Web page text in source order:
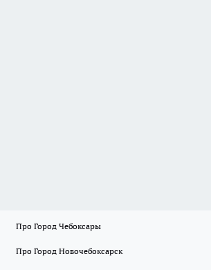
Про Город Чебоксары
Про Город Новочебоксарск